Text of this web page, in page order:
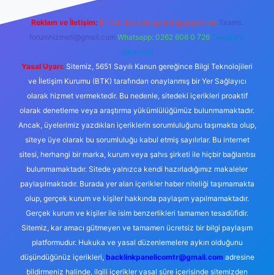
Reklam ve İletişim: E-mail: backlinkpaneli@gmail.com Teams:
forumhizmeti@gmail.com Whatsapp: 0262 606 0 726 Telegram:
@karabul
Yasal Uyarı: Sitemiz, 5651 Sayılı Kanun gereğince Bilgi Teknolojileri
ve İletişim Kurumu (BTK) tarafından onaylanmış bir Yer Sağlayıcı
olarak hizmet vermektedir. Bu nedenle, sitedeki içerikleri proaktif
olarak denetleme veya araştırma yükümlülüğümüz bulunmamaktadır.
Ancak, üyelerimiz yazdıkları içeriklerin sorumluluğunu taşımakta olup,
siteye üye olarak bu sorumluluğu kabul etmiş sayılırlar. Bu internet
sitesi, herhangi bir marka, kurum veya şahıs şirketi ile hiçbir bağlantısı
bulunmamaktadır. Sitede yalnızca kendi hazırladığımız makaleler
paylaşılmaktadır. Burada yer alan içerikler haber niteliği taşımamakta
olup, gerçek kurum ve kişiler hakkında paylaşım yapılmamaktadır.
Gerçek kurum ve kişiler ile isim benzerlikleri tamamen tesadüfidir.
Sitemiz, kar amacı gütmeyen ve tamamen ücretsiz bir bilgi paylaşım
platformudur. Hukuka ve yasal düzenlemelere aykırı olduğunu
düşündüğünüz içerikleri, backlinkpanelicomtr@gmail.comadresine
bildirmeniz halinde, ilgili içerikler yasal süre içerisinde sitemizden